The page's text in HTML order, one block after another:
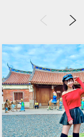
Previous Next